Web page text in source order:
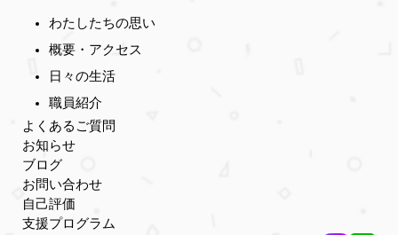
わたしたちの思い
概要・アクセス
日々の生活
職員紹介
よくあるご質問
お知らせ
ブログ
お問い合わせ
自己評価
支援プログラム